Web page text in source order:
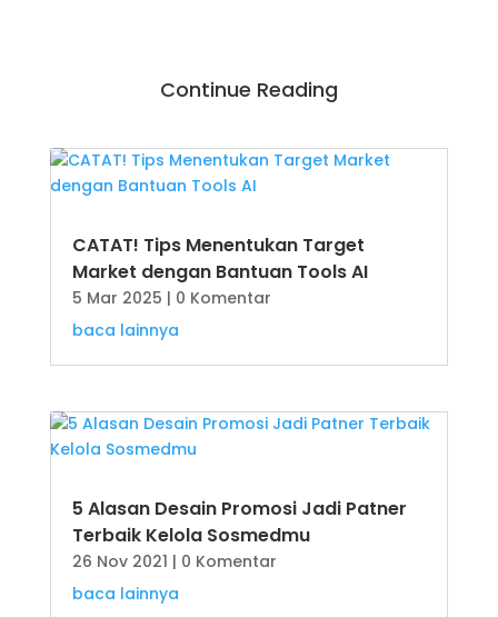
Continue Reading
CATAT! Tips Menentukan Target
Market dengan Bantuan Tools AI
5 Mar 2025 | 0 Komentar
baca lainnya
5 Alasan Desain Promosi Jadi Patner
Terbaik Kelola Sosmedmu
26 Nov 2021 | 0 Komentar
baca lainnya